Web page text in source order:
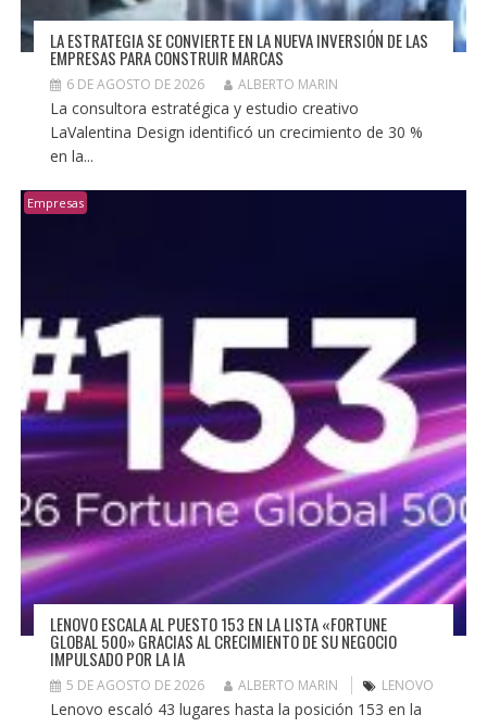
LA ESTRATEGIA SE CONVIERTE EN LA NUEVA INVERSIÓN DE LAS
EMPRESAS PARA CONSTRUIR MARCAS
6 DE AGOSTO DE 2026 ALBERTO MARIN
La consultora estratégica y estudio creativo
LaValentina Design identificó un crecimiento de 30 %
en la...
Empresas
LENOVO ESCALA AL PUESTO 153 EN LA LISTA «FORTUNE
GLOBAL 500» GRACIAS AL CRECIMIENTO DE SU NEGOCIO
IMPULSADO POR LA IA
5 DE AGOSTO DE 2026 ALBERTO MARIN LENOVO
Lenovo escaló 43 lugares hasta la posición 153 en la